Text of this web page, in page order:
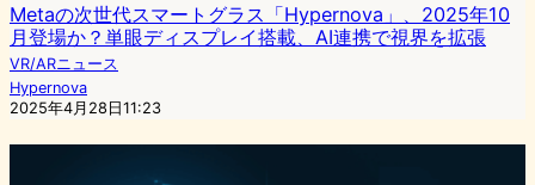
Metaの次世代スマートグラス「Hypernova」、2025年10
月登場か？単眼ディスプレイ搭載、AI連携で視界を拡張
VR/ARニュース
Hypernova
2025年4月28日11:23